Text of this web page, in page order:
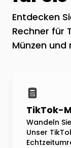
Entdecken
Rechner für
Münzen und
TikTok-
Wandeln
Unser